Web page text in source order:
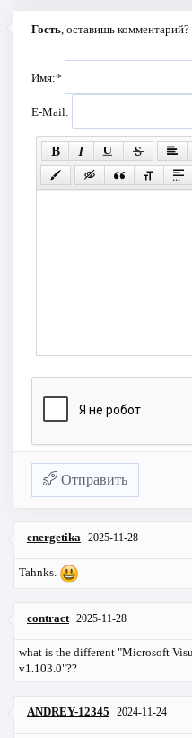
Гость, оставишь комментарий?
Имя:*
E-Mail:
Отправить
energetika 2025-11-28
Tahnks.
contract 2025-11-28
what is the different "Microsoft
v1.103.0"??
ANDREY-12345 2024-11-24